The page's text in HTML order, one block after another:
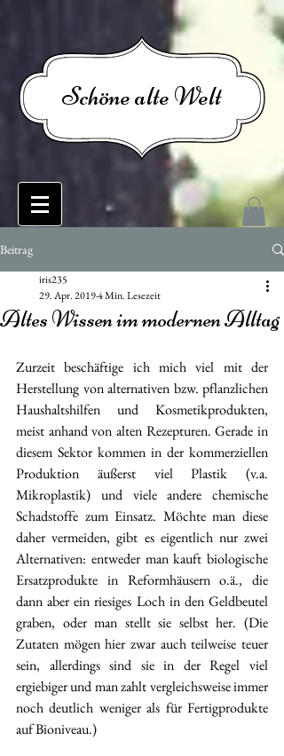
Schöne alte Welt
Beitrag
Altes Wissen im modernen Alltag
iris235
29. Apr. 20194 Min. Lesezeit
Zurzeit beschäftige ich mich viel mit der
Herstellung von alternativen bzw. pflanzlichen
Haushaltshilfen und Kosmetikprodukten,
meist anhand von alten Rezepturen. Gerade in
diesem Sektor kommen in der kommerziellen
Produktion äußerst viel Plastik (v.a.
Mikroplastik) und viele andere chemische
Schadstoffe zum Einsatz. Möchte man diese
daher vermeiden, gibt es eigentlich nur zwei
Alternativen: entweder man kauft biologische
Ersatzprodukte in Reformhäusern o.ä., die
dann aber ein riesiges Loch in den Geldbeutel
graben, oder man stellt sie selbst her. (Die
Zutaten mögen hier zwar auch teilweise teuer
sein, allerdings sind sie in der Regel viel
ergiebiger und man zahlt vergleichsweise immer
noch deutlich weniger als für Fertigprodukte
auf Bioniveau.)